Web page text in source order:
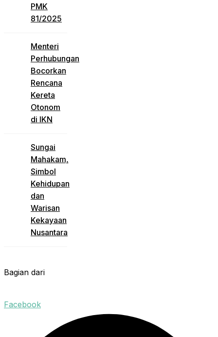
PMK
81/2025
Menteri
Perhubungan
Bocorkan
Rencana
Kereta
Otonom
di IKN
Sungai
Mahakam,
Simbol
Kehidupan
dan
Warisan
Kekayaan
Nusantara
Bagian dari
Facebook